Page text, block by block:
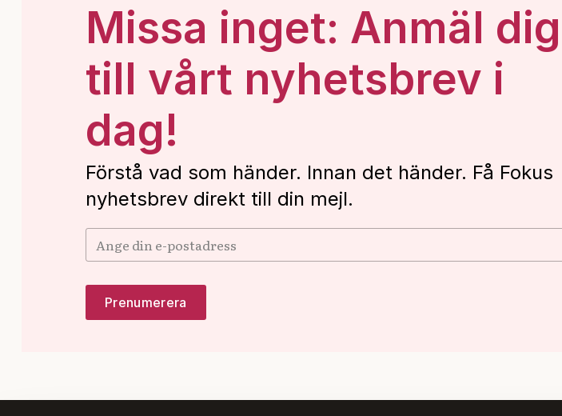
Missa inget: Anmäl dig
till vårt nyhetsbrev i
dag!
Förstå vad som händer. Innan det händer. Få Fokus
nyhetsbrev direkt till din mejl.